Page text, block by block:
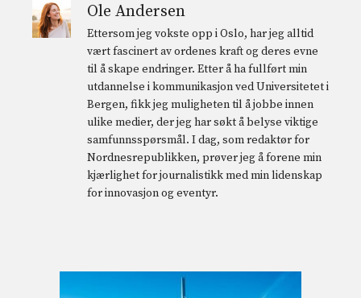
Ole Andersen
Ettersom jeg vokste opp i Oslo, har jeg alltid
vært fascinert av ordenes kraft og deres evne
til å skape endringer. Etter å ha fullført min
utdannelse i kommunikasjon ved Universitetet i
Bergen, fikk jeg muligheten til å jobbe innen
ulike medier, der jeg har søkt å belyse viktige
samfunnsspørsmål. I dag, som redaktør for
Nordnesrepublikken, prøver jeg å forene min
kjærlighet for journalistikk med min lidenskap
for innovasjon og eventyr.